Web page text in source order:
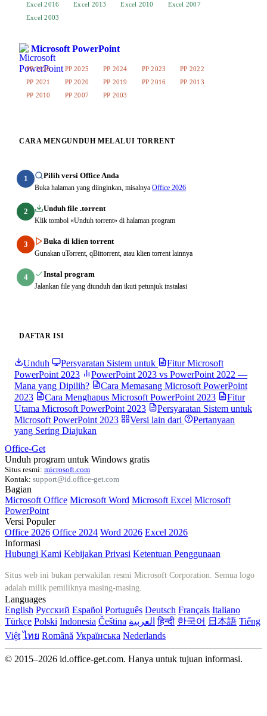
Excel 2016
Excel 2013 Excel 2010
Excel 2007
Excel 2003
Microsoft PowerPoint
PP 2026 PP 2025 PP 2024 PP 2023
PP 2022
PP 2021
PP 2020 PP 2019 PP 2016
PP 2013
PP 2010
PP 2007 PP 2003
CARA MENGUNDUH MELALUI TORRENT
1 Pilih versi Office Anda
Buka halaman yang diinginkan, misalnya Office 2026
2 Unduh file .torrent
Klik tombol «Unduh torrent» di halaman program
3 Buka di klien torrent
Gunakan uTorrent, qBittorrent, atau klien torrent lainnya
4 Instal program
Jalankan file yang diunduh dan ikuti petunjuk instalasi
DAFTAR ISI
Unduh Persyaratan Sistem untuk
Fitur Microsoft
PowerPoint 2023
PowerPoint 2023 vs PowerPoint 2022 —
Mana yang Dipilih?
Cara Memasang Microsoft PowerPoint
2023
Cara Menghapus Microsoft PowerPoint 2023
Fitur
Utama Microsoft PowerPoint 2023
Persyaratan Sistem untuk
Microsoft PowerPoint 2023
Versi lain dari
Pertanyaan
yang Sering Diajukan
Office-Get
Unduh program untuk Windows gratis
Situs resmi: microsoft.com
Kontak: support@id.office-get.com
Bagian
Microsoft Office Microsoft Word Microsoft Excel Microsoft
PowerPoint
Versi Populer
Office 2026 Office 2024 Word 2026 Excel 2026
Informasi
Hubungi Kami Kebijakan Privasi Ketentuan Penggunaan
Situs web ini bukan perwakilan resmi Microsoft Corporation. Semua logo
adalah milik pemiliknya masing-masing.
Languages
English Русский Español Português Deutsch Français Italiano
Türkçe Polski Indonesia Čeština العربية हिन्दी 한국어 日本語 Tiếng
Việt ไทย Română Українська Nederlands
© 2015–2026 id.office-get.com. Hanya untuk tujuan informasi.